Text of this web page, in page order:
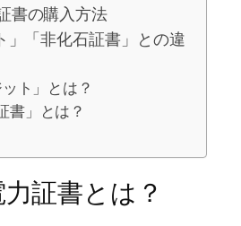
書の購入方法
」「非化石証書」との違
ット」とは？
書」とは？
証書とは？